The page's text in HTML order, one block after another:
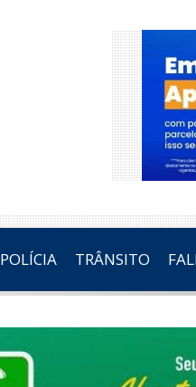
POLÍCIA TRÂNSITO